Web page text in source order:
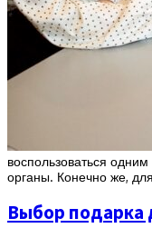
воспользоваться
органы. Конечно же,
Выбор подарка